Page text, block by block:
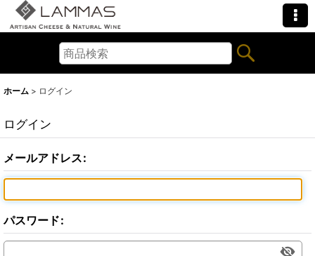
ホーム > ログイン
ログイン
メールアドレス:
パスワード: